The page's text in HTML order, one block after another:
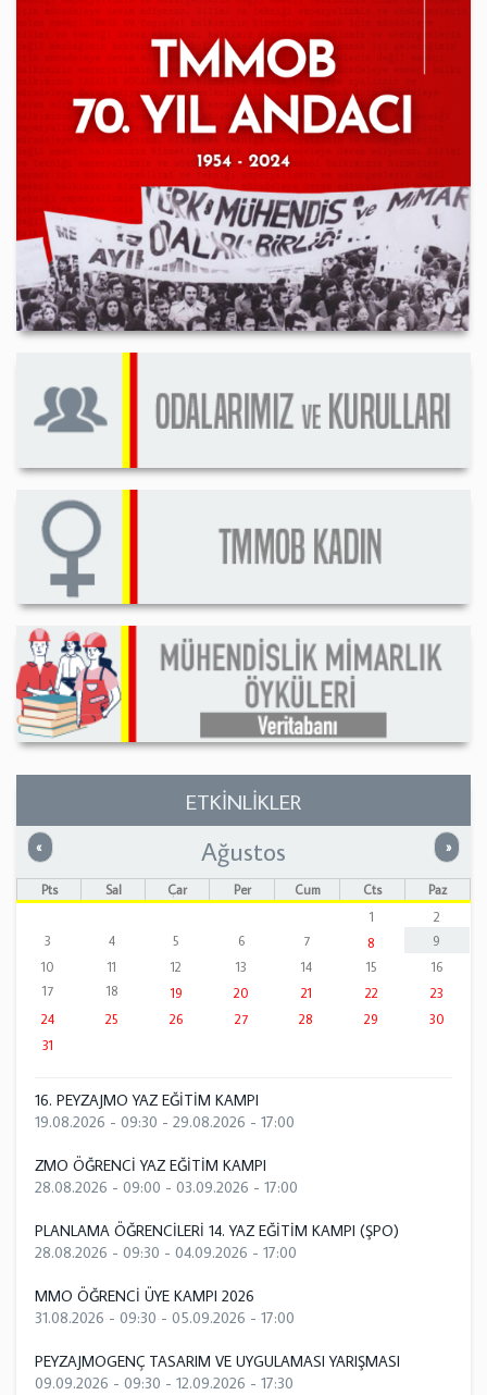
ETKİNLİKLER
« Önceki »
Ağustos
Pts Sal Çar Per Cum Cts
Paz
1
2
3
4 5 6 7 8
9
10
11 12 13 14 15
16
17
18 19 20 21 22
23
24
25 26 27 28 29
30
31
16. PEYZAJMO YAZ EĞİTİM KAMPI
19.08.2026 - 09:30 - 29.08.2026 - 17:00
ZMO ÖĞRENCİ YAZ EĞİTİM KAMPI
28.08.2026 - 09:00 - 03.09.2026 - 17:00
PLANLAMA ÖĞRENCİLERİ 14. YAZ EĞİTİM KAMPI (ŞPO)
28.08.2026 - 09:30 - 04.09.2026 - 17:00
MMO ÖĞRENCİ ÜYE KAMPI 2026
31.08.2026 - 09:30 - 05.09.2026 - 17:00
PEYZAJMOGENÇ TASARIM VE UYGULAMASI YARIŞMASI
09.09.2026 - 09:30 - 12.09.2026 - 17:30